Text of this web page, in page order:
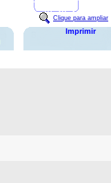
Clique para ampliar
Imprimir